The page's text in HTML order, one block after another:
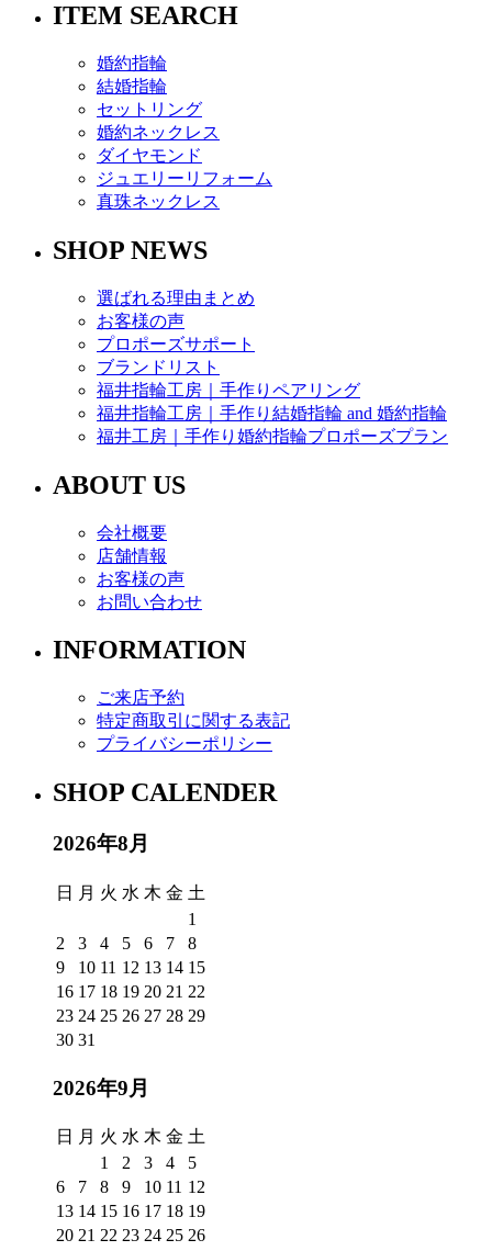
ITEM SEARCH
婚約指輪
結婚指輪
セットリング
婚約ネックレス
ダイヤモンド
ジュエリーリフォーム
真珠ネックレス
SHOP NEWS
選ばれる理由まとめ
お客様の声
プロポーズサポート
ブランドリスト
福井指輪工房｜手作りペアリング
福井指輪工房｜手作り結婚指輪 and 婚約指輪
福井工房｜手作り婚約指輪プロポーズプラン
ABOUT US
会社概要
店舗情報
お客様の声
お問い合わせ
INFORMATION
ご来店予約
特定商取引に関する表記
プライバシーポリシー
SHOP CALENDER
2026年8月
日 月 火 水 木 金 土
1
2
3 4 5 6 7
8
9
10 11 12 13 14 15
16 17 18 19 20 21 22
23 24 25 26 27 28 29
30 31
2026年9月
日 月 火 水 木 金 土
1
2 3 4
5
6
7 8 9 10 11 12
13 14 15 16 17 18 19
20 21 22 23 24 25 26